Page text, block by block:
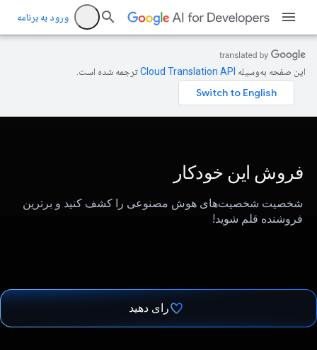
ورود به برنامه
این صفحه به‌وسیله ترجمه شده است.
فروش این خودکار
شخصیت شخصیت‌های هوش مصنوعی را کشف کنید و برترین
فروشنده قلم شوید!
رای دهید